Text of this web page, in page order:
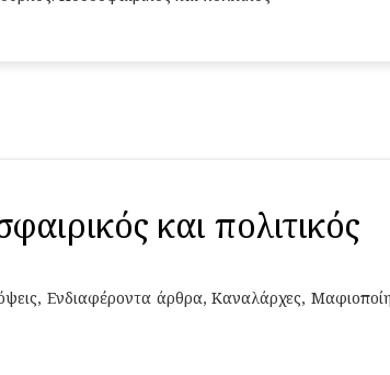
και πολιτικός
,Ενδιαφέροντα άρθρα,Καναλάρχες,